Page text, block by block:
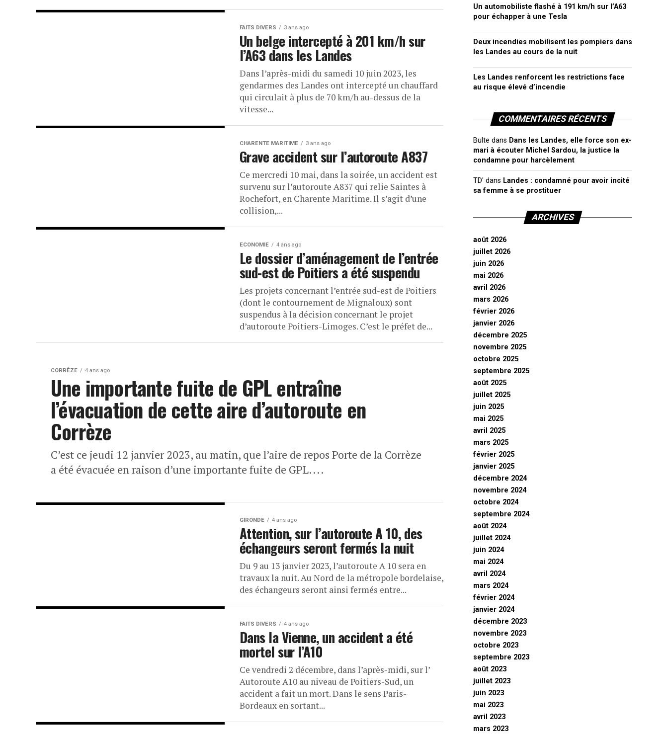
FAITS DIVERS 3 ans ago
Un belge intercepté à 201 km/h sur
l’A63 dans les Landes
Dans l’après-midi du samedi 10 juin 2023, les
gendarmes des Landes ont intercepté un chauffard
qui circulait à plus de 70 km/h au-dessus de la
vitesse...
CHARENTE MARITIME 3 ans ago
Grave accident sur l’autoroute A837
Ce mercredi 10 mai, dans la soirée, un accident est
survenu sur l’autoroute A837 qui relie Saintes à
Rochefort, en Charente Maritime. Il s’agit d’une
collision,...
ECONOMIE 4 ans ago
Le dossier d’aménagement de l’entrée
sud-est de Poitiers a été suspendu
Les projets concernant l’entrée sud-est de Poitiers
(dont le contournement de Mignaloux) sont
suspendus à la décision concernant le projet
d’autoroute Poitiers-Limoges. C’est le préfet de...
CORRÈZE 4 ans ago
Une importante fuite de GPL entraîne
l’évacuation de cette aire d’autoroute en
Corrèze
C’est ce jeudi 12 janvier 2023, au matin, que l’aire de repos Porte de la Corrèze
a été évacuée en raison d’une importante fuite de GPL....
GIRONDE 4 ans ago
Attention, sur l’autoroute A 10, des
échangeurs seront fermés la nuit
Du 9 au 13 janvier 2023, l’autoroute A 10 sera en
travaux la nuit. Au Nord de la métropole bordelaise,
des échangeurs seront ainsi fermés entre...
FAITS DIVERS 4 ans ago
Dans la Vienne, un accident a été
mortel sur l’A10
Ce vendredi 2 décembre, dans l’après-midi, sur l’
Autoroute A10 au niveau de Poitiers-Sud, un
accident a fait un mort. Dans le sens Paris-
Bordeaux en sortant...
Un automobiliste flashé à 191 km/h sur l’A63
pour échapper à une Tesla
Deux incendies mobilisent les pompiers dans
les Landes au cours de la nuit
Les Landes renforcent les restrictions face
au risque élevé d’incendie
COMMENTAIRES RÉCENTS
Bulte dans Dans les Landes, elle force son ex-
mari à écouter Michel Sardou, la justice la
condamne pour harcèlement
TD' dans Landes : condamné pour avoir incité
sa femme à se prostituer
ARCHIVES
août 2026
juillet 2026
juin 2026
mai 2026
avril 2026
mars 2026
février 2026
janvier 2026
décembre 2025
novembre 2025
octobre 2025
septembre 2025
août 2025
juillet 2025
juin 2025
mai 2025
avril 2025
mars 2025
février 2025
janvier 2025
décembre 2024
novembre 2024
octobre 2024
septembre 2024
août 2024
juillet 2024
juin 2024
mai 2024
avril 2024
mars 2024
février 2024
janvier 2024
décembre 2023
novembre 2023
octobre 2023
septembre 2023
août 2023
juillet 2023
juin 2023
mai 2023
avril 2023
mars 2023